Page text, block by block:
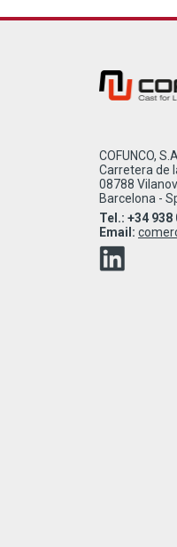
COFUNCO, S.A.
Carretera de
08788
Barcelona -
Tel.: +34 938
Email: